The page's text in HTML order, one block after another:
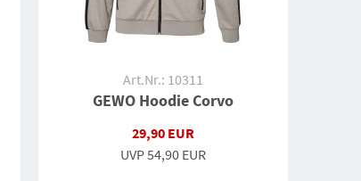
Art.Nr.: 10311
GEWO Hoodie Corvo
29,90 EUR
UVP54,90 EUR